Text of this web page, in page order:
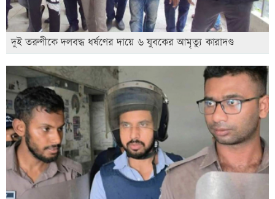
দুই তরুণীকে দলবদ্ধ ধর্ষণের দায়ে ৬ যুবকের আমৃত্যু কারাদণ্ড